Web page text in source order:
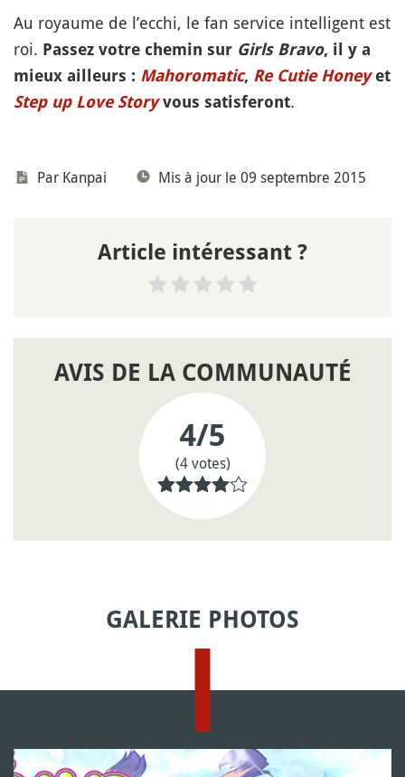
Au royaume de l’ecchi, le fan service intelligent est
roi. Passez votre chemin sur Girls Bravo, il y a
mieux ailleurs : Mahoromatic, Re Cutie Honeyet
Step up Love Storyvous satisferont.
Par Kanpai Mis à jour le 09 septembre 2015
Article intéressant ?
AVIS DE LA COMMUNAUTÉ
4/5
(4 votes)
GALERIE PHOTOS